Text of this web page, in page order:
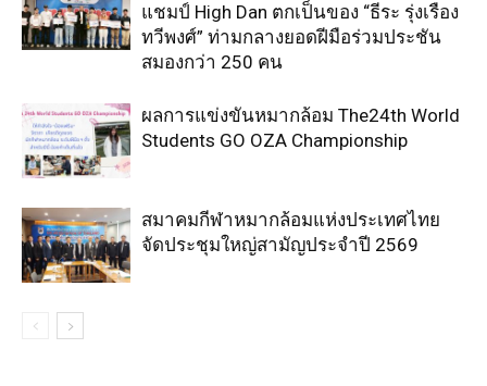
แชมป์ High Dan ตกเป็นของ “ธีระ รุ่งเรือง
ทวีพงศ์” ท่ามกลางยอดฝีมือร่วมประชัน
สมองกว่า 250 คน
ผลการแข่งขันหมากล้อม The24th World
Students GO OZA Championship
สมาคมกีฬาหมากล้อมแห่งประเทศไทย
จัดประชุมใหญ่สามัญประจำปี 2569